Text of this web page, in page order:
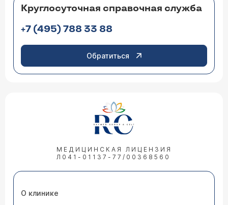
Круглосуточная справочная служба
+7 (495) 788 33 88
Обратиться
МЕДИЦИНСКАЯ ЛИЦЕНЗИЯ
Л041-01137-77/00368560
О клинике